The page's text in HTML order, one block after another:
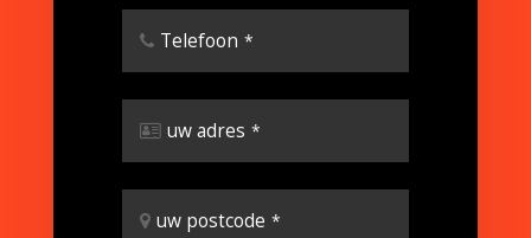
Telefoon *
uw adres *
uw postcode *